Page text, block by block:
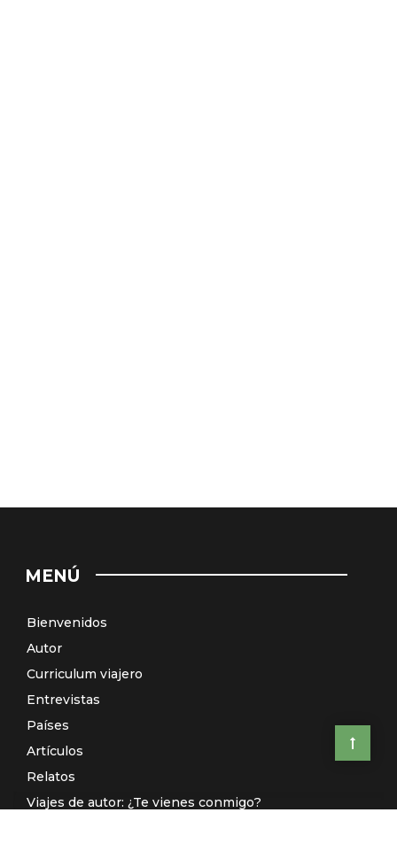
MENÚ
Bienvenidos
Autor
Curriculum viajero
Entrevistas
Países
Artículos
Relatos
Viajes de autor: ¿Te vienes conmigo?